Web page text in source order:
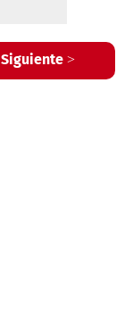
Siguiente >